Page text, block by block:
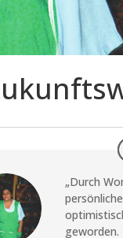
„Durch
geworden.